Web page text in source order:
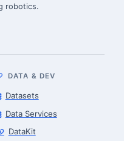
robotics.
DATA & DEV
Datasets
Data Services
DataKit